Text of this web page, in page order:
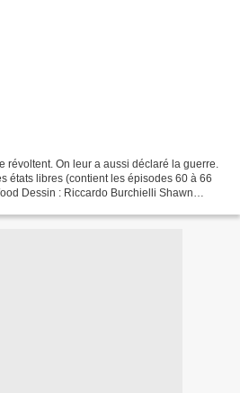
révoltent. On leur a aussi déclaré la guerre.
états libres (contient les épisodes 60 à 66
Dessin : Riccardo Burchielli Shawn